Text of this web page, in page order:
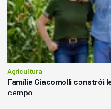
Agricultura
Família Giacomolli constrói
campo